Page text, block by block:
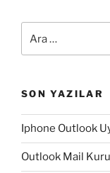
SON YAZILAR
Iphone Outlook
Outlook Mail